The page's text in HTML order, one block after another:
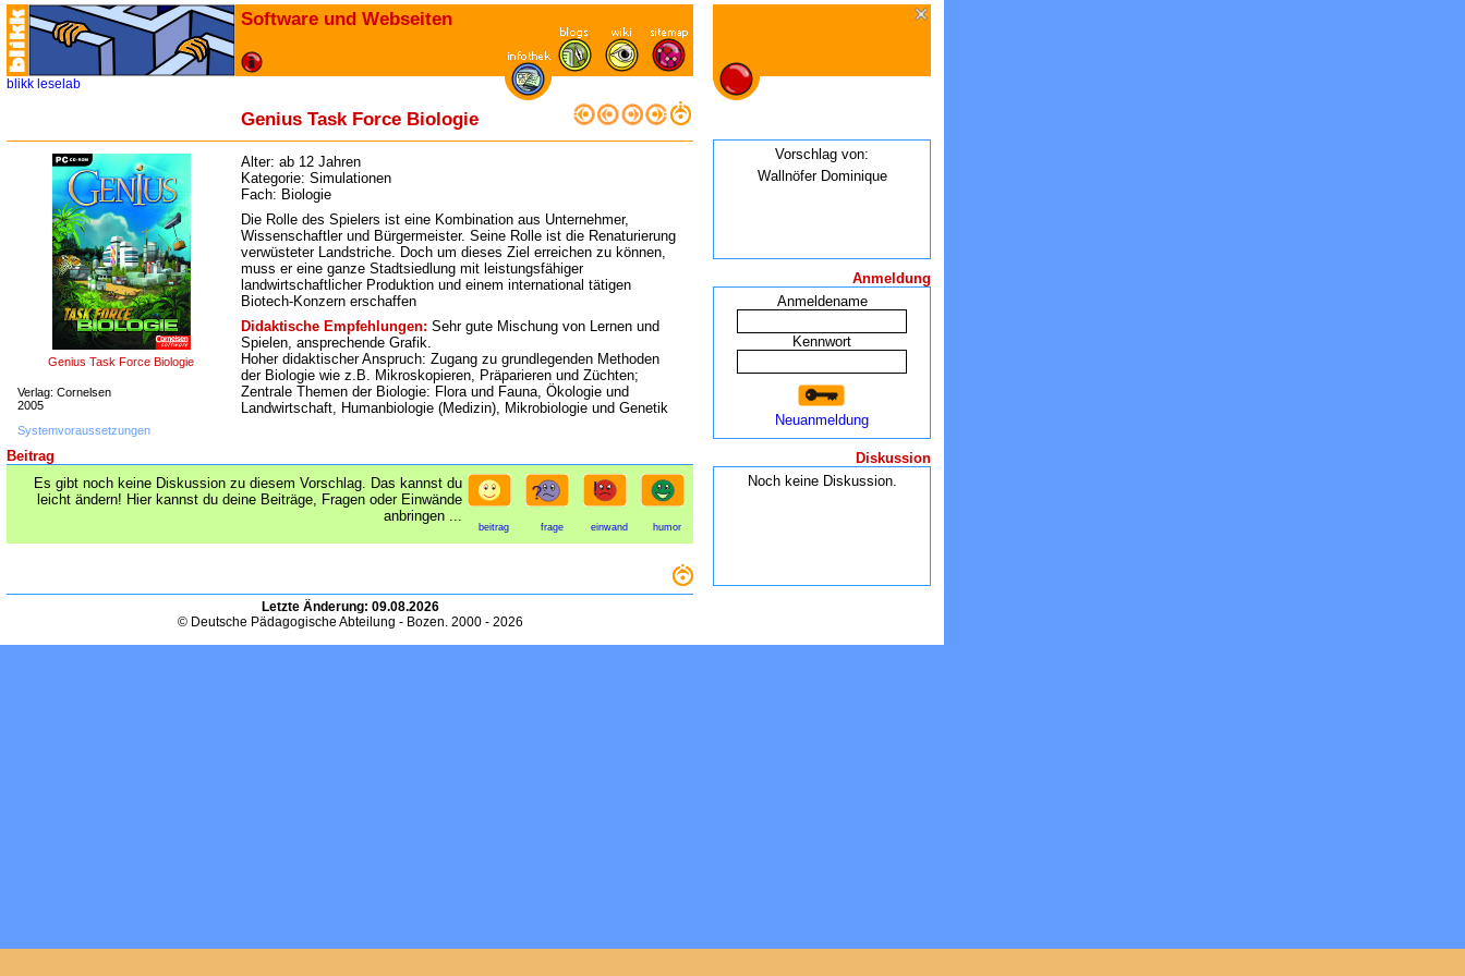
Software und Webseiten
blikk leselab
Genius Task Force Biologie
Genius Task Force Biologie
Verlag: Cornelsen
2005
Systemvoraussetzungen
Alter: ab 12 Jahren
Kategorie: Simulationen
Fach: Biologie
Die Rolle des Spielers ist eine Kombination aus Unternehmer,
Wissenschaftler und Bürgermeister. Seine Rolle ist die Renaturierung
verwüsteter Landstriche. Doch um dieses Ziel erreichen zu können,
muss er eine ganze Stadtsiedlung mit leistungsfähiger
landwirtschaftlicher Produktion und einem international tätigen
Biotech-Konzern erschaffen
Didaktische Empfehlungen: Sehr gute Mischung von Lernen und
Spielen, ansprechende Grafik.
Hoher didaktischer Anspruch: Zugang zu grundlegenden Methoden
der Biologie wie z.B. Mikroskopieren, Präparieren und Züchten;
Zentrale Themen der Biologie: Flora und Fauna, Ökologie und
Landwirtschaft, Humanbiologie (Medizin), Mikrobiologie und Genetik
Beitrag
Es gibt noch keine Diskussion zu diesem Vorschlag. Das kannst du
leicht ändern! Hier kannst du deine Beiträge, Fragen oder Einwände
anbringen ...
beitrag frage einwand humor
Letzte Änderung: 09.08.2026
© Deutsche Pädagogische Abteilung - Bozen. 2000 - 2026
Vorschlag von:
Wallnöfer Dominique
Anmeldung
Anmeldename
Kennwort
Neuanmeldung
Diskussion
Noch keine Diskussion.